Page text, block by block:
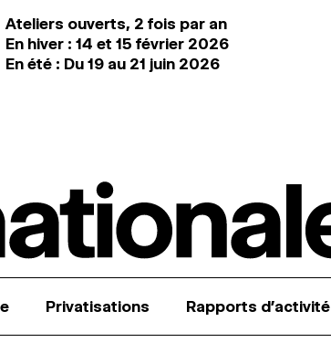
Ateliers ouverts, 2 fois par an
En hiver : 14 et 15 février 2026
En été : Du 19 au 21 juin 2026
Privatisations Rapports d’activité